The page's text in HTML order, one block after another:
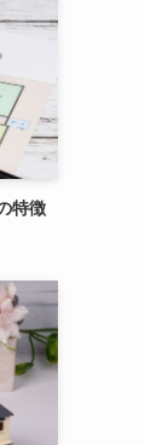
特徴